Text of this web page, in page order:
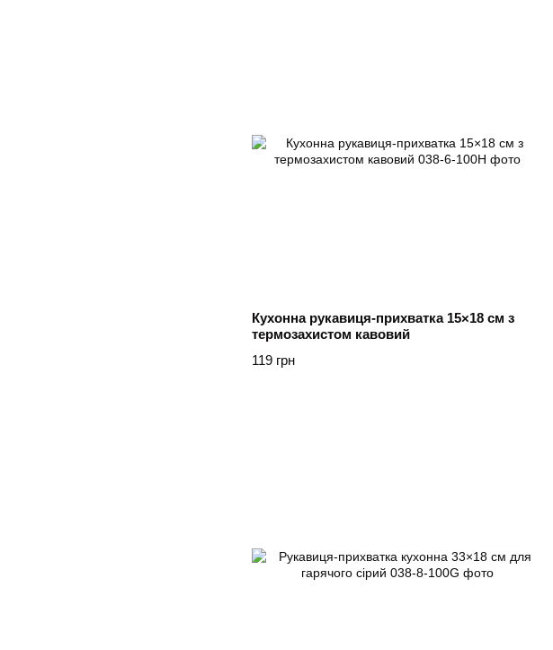
Кухонна рукавиця-прихватка 15×18 см з
термозахистом кавовий
119 грн